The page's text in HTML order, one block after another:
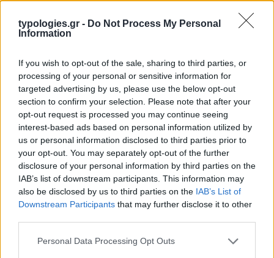
typologies.gr - Do Not Process My Personal
Information
If you wish to opt-out of the sale, sharing to third parties, or
processing of your personal or sensitive information for
targeted advertising by us, please use the below opt-out
section to confirm your selection. Please note that after your
opt-out request is processed you may continue seeing
interest-based ads based on personal information utilized by
us or personal information disclosed to third parties prior to
your opt-out. You may separately opt-out of the further
disclosure of your personal information by third parties on the
IAB’s list of downstream participants. This information may
also be disclosed by us to third parties on the IAB’s List of
Downstream Participants that may further disclose it to other
Please note that this website/app uses one or more Google
Personal Data Processing Opt Outs